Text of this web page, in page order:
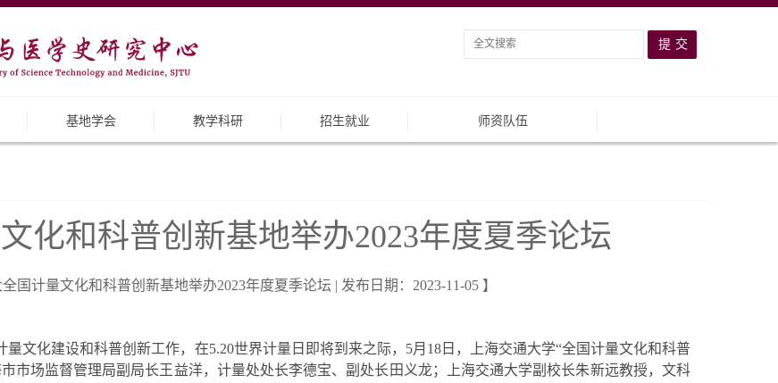
基地学会 教学科研 招生就业 师资队伍
化和科普创新基地举办2023年度夏季论坛
国计量文化和科普创新基地举办2023年度夏季论坛 | 发布日期：2023-11-05 】
文化建设和科普创新工作，在5.20世界计量日即将到来之际，5月18日，上海交通大学“全国计量文化和科普
市场监督管理局副局长王益洋，计量处处长李德宝、副处长田义龙；上海交通大学副校长朱新远教授，文科